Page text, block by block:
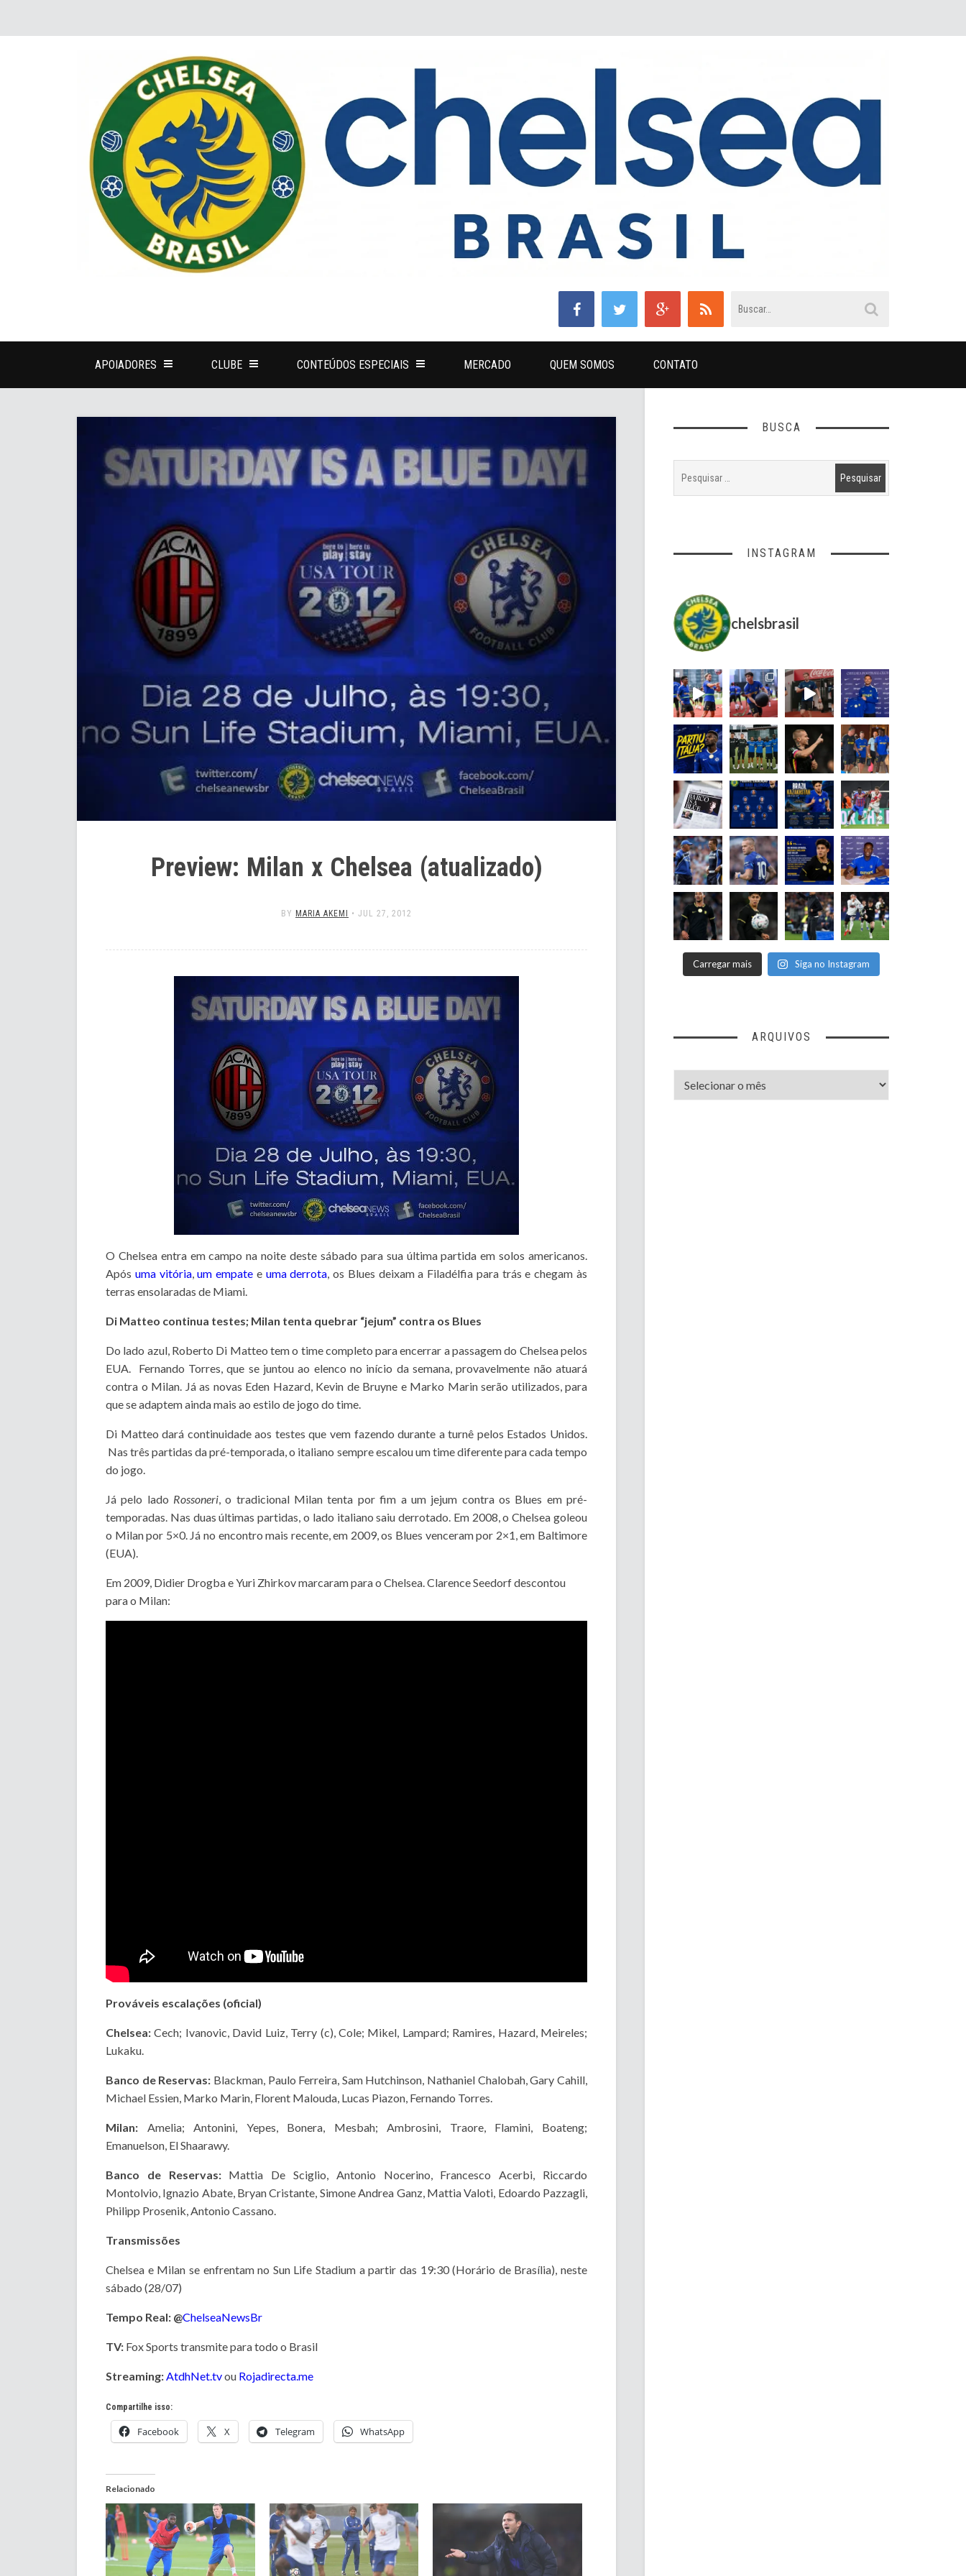
APOIADORES CLUBE CONTEÚDOS ESPECIAIS MERCADO QUEM SOMOS CONTATO
Preview: Milan x Chelsea (atualizado)
BY MARIA AKEMI • JUL 27, 2012
O Chelsea entra em campo na noite deste sábado para sua última partida em solos americanos.
Após uma vitória,um empate e uma derrota, os Blues deixam a Filadélfia para trás e chegam às
terras ensolaradas de Miami.
Di Matteo continua testes; Milan tenta quebrar “jejum” contra os Blues
Do lado azul, Roberto Di Matteo tem o time completo para encerrar a passagem do Chelsea pelos
EUA. Fernando Torres, que se juntou ao elenco no início da semana, provavelmente não atuará
contra o Milan. Já as novas Eden Hazard, Kevin de Bruyne e Marko Marin serão utilizados, para
que se adaptem ainda mais ao estilo de jogo do time.
Di Matteo dará continuidade aos testes que vem fazendo durante a turnê pelos Estados Unidos.
Nas três partidas da pré-temporada, o italiano sempre escalou um time diferente para cada tempo
do jogo.
Já pelo lado Rossoneri, o tradicional Milan tenta por fim a um jejum contra os Blues em pré-
temporadas. Nas duas últimas partidas, o lado italiano saiu derrotado. Em 2008, o Chelsea goleou
o Milan por 5×0. Já no encontro mais recente, em 2009, os Blues venceram por 2×1, em Baltimore
(EUA).
Em 2009, Didier Drogba e Yuri Zhirkov marcaram para o Chelsea. Clarence Seedorf descontou
para o Milan:
Prováveis escalações (oficial)
Chelsea:Cech; Ivanovic, David Luiz, Terry (c), Cole; Mikel, Lampard; Ramires, Hazard, Meireles;
Lukaku.
Banco de Reservas: Blackman, Paulo Ferreira, Sam Hutchinson, Nathaniel Chalobah, Gary Cahill,
Michael Essien, Marko Marin, Florent Malouda, Lucas Piazon, Fernando Torres.
Milan: Amelia; Antonini, Yepes, Bonera, Mesbah; Ambrosini, Traore, Flamini, Boateng;
Emanuelson, El Shaarawy.
Banco de Reservas:Mattia De Sciglio, Antonio Nocerino, Francesco Acerbi, Riccardo
Montolvio, Ignazio Abate, Bryan Cristante, Simone Andrea Ganz, Mattia Valoti, Edoardo Pazzagli,
Philipp Prosenik, Antonio Cassano.
Transmissões
Chelsea e Milan se enfrentam no Sun Life Stadium a partir das 19:30 (Horário de Brasília), neste
sábado (28/07)
Tempo Real: @ChelseaNewsBr
TV: Fox Sports transmite para todo o Brasil
Streaming:AtdhNet.tvou Rojadirecta.me
Compartilhe isso:
Facebook X Telegram WhatsApp
Relacionado
BUSCA
INSTAGRAM
chelsbrasil
Carregar mais Siga no Instagram
ARQUIVOS